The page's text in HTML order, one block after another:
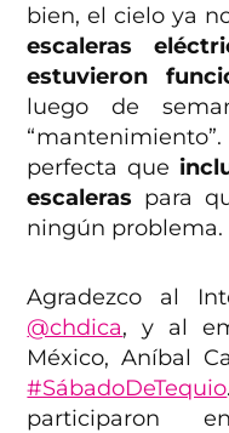
bien, el cielo ya
escaleras
estuvieron
luego de
perfecta que
escaleras para
ningún problema.
Agradezco al
@chdica, y al
México, Aníbal
#SábadoDeTequio
participaron